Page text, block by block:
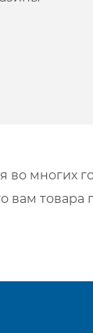
во многих
вам